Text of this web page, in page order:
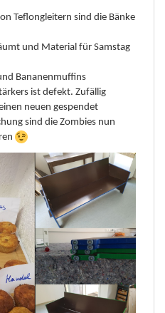
Teflongleitern sind die Bänke
und Material für Samstag
Bananenmuffins
ist defekt. Zufällig
neuen gespendet
sind die Zombies nun